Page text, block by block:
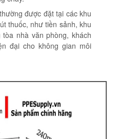
được đặt tại các khu
thuốc, như tiền sảnh, khu
nhà văn phòng, khách
đại cho không gian môi